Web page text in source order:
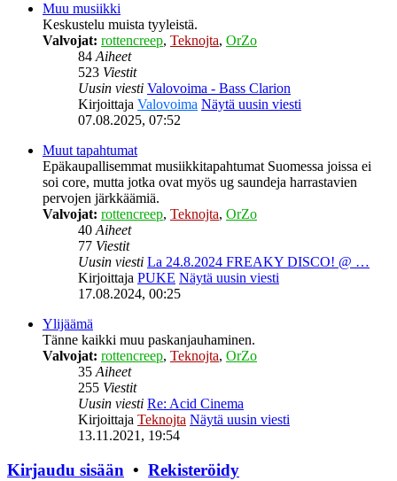
Muu musiikki
Keskustelu muista tyyleistä.
Valvojat: rottencreep, Teknojta, OrZo
84Aiheet
523 Viestit
Uusin viesti Valovoima - Bass Clarion
Kirjoittaja Valovoima Näytä uusin viesti
07.08.2025, 07:52
Muut tapahtumat
Epäkaupallisemmat musiikkitapahtumat Suomessa joissa ei
soi core, mutta jotka ovat myös ug saundeja harrastavien
pervojen järkkäämiä.
Valvojat: rottencreep, Teknojta, OrZo
40Aiheet
77 Viestit
Uusin viesti La 24.8.2024 FREAKY DISCO! @ …
Kirjoittaja PUKE Näytä uusin viesti
17.08.2024, 00:25
Ylijäämä
Tänne kaikki muu paskanjauhaminen.
Valvojat: rottencreep, Teknojta, OrZo
35Aiheet
255 Viestit
Uusin viesti Re: Acid Cinema
Kirjoittaja Teknojta Näytä uusin viesti
13.11.2021, 19:54
Kirjaudu sisään • Rekisteröidy